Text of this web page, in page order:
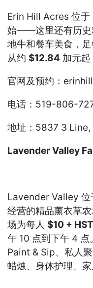
Erin Hill Acres 位于
始——这里还有历史
地牛和餐车美食，
从约 $12.84 加元起
官网及预约：
电话：519-806-
地址：5837 3
Lavender Valley
Lavender Valley
经营的精品薰衣草
场为每人 $10 + HST
午 10 点到下午 4 点
Paint & Sip、私人
蜡烛、身体护理、家